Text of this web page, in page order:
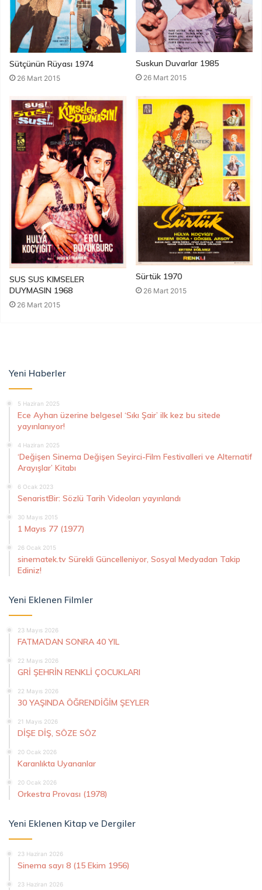
Sütçünün Rüyası 1974
26 Mart 2015
Suskun Duvarlar 1985
26 Mart 2015
SUS SUS KIMSELER
DUYMASIN 1968
26 Mart 2015
Sürtük 1970
26 Mart 2015
Yeni Haberler
5 Haziran 2025
Ece Ayhan üzerine belgesel ‘Sıkı Şair’ ilk kez bu sitede
yayınlanıyor!
4 Haziran 2025
‘Değişen Sinema Değişen Seyirci-Film Festivalleri ve Alternatif
Arayışlar’ Kitabı
6 Ocak 2023
SenaristBir: Sözlü Tarih Videoları yayınlandı
30 Mayıs 2015
1 Mayıs 77 (1977)
26 Ocak 2015
sinematek.tv Sürekli Güncelleniyor, Sosyal Medyadan Takip
Ediniz!
Yeni Eklenen Filmler
23 Mayıs 2026
FATMA’DAN SONRA 40 YIL
22 Mayıs 2026
GRİ ŞEHRİN RENKLİ ÇOCUKLARI
22 Mayıs 2026
30 YAŞINDA ÖĞRENDİĞİM ŞEYLER
21 Mayıs 2026
DİŞE DİŞ, SÖZE SÖZ
20 Ocak 2026
Karanlıkta Uyananlar
20 Ocak 2026
Orkestra Provası (1978)
Yeni Eklenen Kitap ve Dergiler
23 Haziran 2026
Sinema sayı 8 (15 Ekim 1956)
23 Haziran 2026